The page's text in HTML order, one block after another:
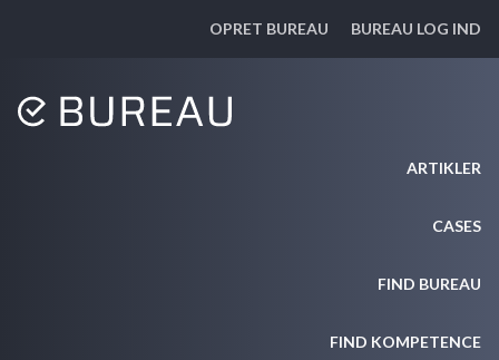
OPRET BUREAU BUREAU LOG IND
ARTIKLER
CASES
FIND BUREAU
FIND KOMPETENCE